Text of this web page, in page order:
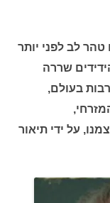
לב לפני יותר
שררה
בעולם,
על ידי תיאור